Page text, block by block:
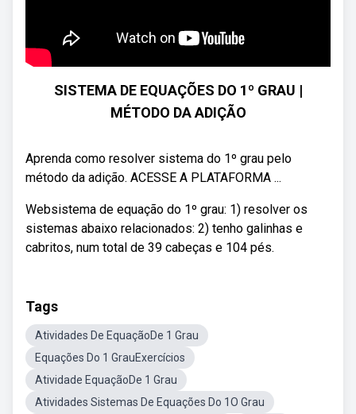
SISTEMA DE EQUAÇÕES DO 1º GRAU |
MÉTODO DA ADIÇÃO
Aprenda como resolver sistema do 1º grau pelo
método da adição. ACESSE A PLATAFORMA ...
Websistema de equação do 1º grau: 1) resolver os
sistemas abaixo relacionados: 2) tenho galinhas e
cabritos, num total de 39 cabeças e 104 pés.
Tags
Atividades De EquaçãoDe 1 Grau
Equações Do 1 GrauExercícios
Atividade EquaçãoDe 1 Grau
Atividades Sistemas De Equações Do 1O Grau